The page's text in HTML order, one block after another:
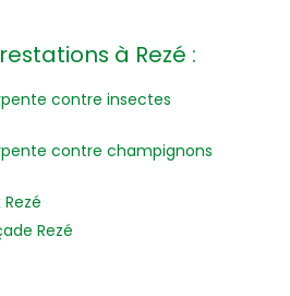
à Rezé :
contre insectes
contre champignons
Rezé